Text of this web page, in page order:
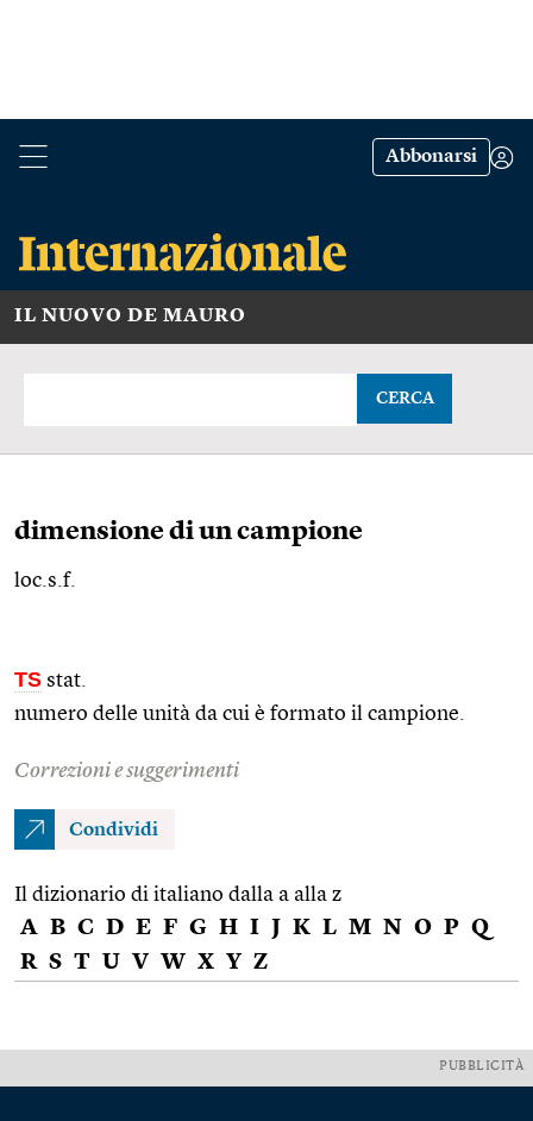
Abbonarsi
IL NUOVO DE MAURO
CERCA
dimensione di un campione
loc.s.f.
TS stat.
numero delle unità da cui è formato il campione.
Correzioni e suggerimenti
Condividi
Il dizionario di italiano dalla a alla z
A B C D E F G H I J K L M N O P Q
R S T U V W X Y Z
PUBBLICITÀ